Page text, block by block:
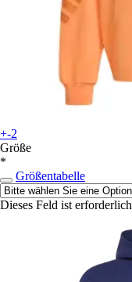
+-2
Größe
*
Größentabelle
Dieses Feld ist erforderlich